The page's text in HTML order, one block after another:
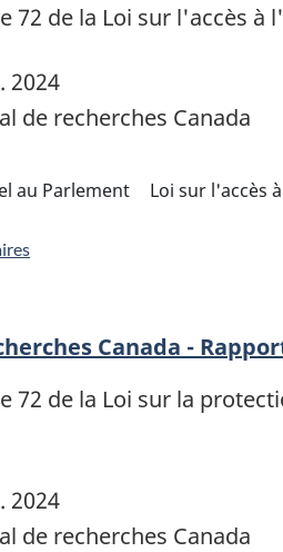
72 de la Loi sur l'accès
2024
de recherches Canada
au Parlement Loi sur l'accès
Canada -
72 de la Loi sur la
2024
de recherches Canada